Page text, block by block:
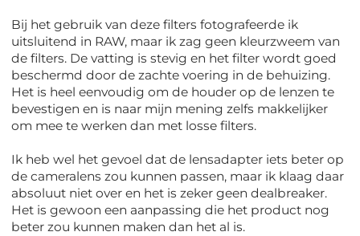
Bij het gebruik van deze filters fotografeerde ik
uitsluitend in RAW, maar ik zag geen kleurzweem van
de filters. De vatting is stevig en het filter wordt goed
beschermd door de zachte voering in de behuizing.
Het is heel eenvoudig om de houder op de lenzen te
bevestigen en is naar mijn mening zelfs makkelijker
om mee te werken dan met losse filters.
Ik heb wel het gevoel dat de lensadapter iets beter op
de cameralens zou kunnen passen, maar ik klaag daar
absoluut niet over en het is zeker geen dealbreaker.
Het is gewoon een aanpassing die het product nog
beter zou kunnen maken dan het al is.